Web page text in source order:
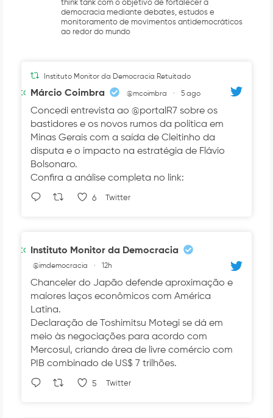
think tank com o objetivo de fortalecer a
democracia mediante debates, estudos e
monitoramento de movimentos antidemocráticos
ao redor do mundo
Instituto Monitor da Democracia Retuitado
Avatar Márcio Coimbra @mcoimbra · 5 ago
Concedi entrevista ao @portalR7 sobre os
bastidores e os novos rumos da política em
Minas Gerais com a saída de Cleitinho da
disputa e o impacto na estratégia de Flávio
Bolsonaro.
Confira a análise completa no link:
6 Twitter
Avatar Instituto Monitor da Democracia
@imdemocracia · 12h
Chanceler do Japão defende aproximação e
maiores laços econômicos com América
Latina.
Declaração de Toshimitsu Motegi se dá em
meio às negociações para acordo com
Mercosul, criando área de livre comércio com
PIB combinado de US$ 7 trilhões.
5 Twitter